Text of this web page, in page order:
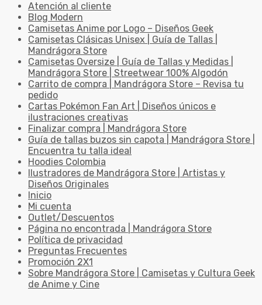
Atención al cliente
Blog Modern
Camisetas Anime por Logo – Diseños Geek
Camisetas Clásicas Unisex | Guía de Tallas |
Mandrágora Store
Camisetas Oversize | Guía de Tallas y Medidas |
Mandrágora Store | Streetwear 100% Algodón
Carrito de compra | Mandrágora Store – Revisa tu
pedido
Cartas Pokémon Fan Art | Diseños únicos e
ilustraciones creativas
Finalizar compra | Mandrágora Store
Guía de tallas buzos sin capota | Mandrágora Store |
Encuentra tu talla ideal
Hoodies Colombia
Ilustradores de Mandrágora Store | Artistas y
Diseños Originales
Inicio
Mi cuenta
Outlet/Descuentos
Página no encontrada | Mandrágora Store
Política de privacidad
Preguntas Frecuentes
Promoción 2X1
Sobre Mandrágora Store | Camisetas y Cultura Geek
de Anime y Cine